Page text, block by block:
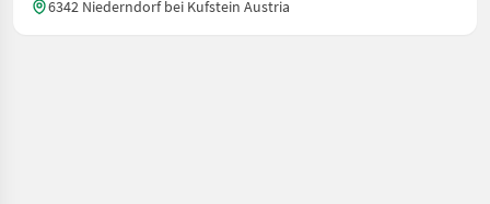
6342 Niederndorf bei Kufstein Austria